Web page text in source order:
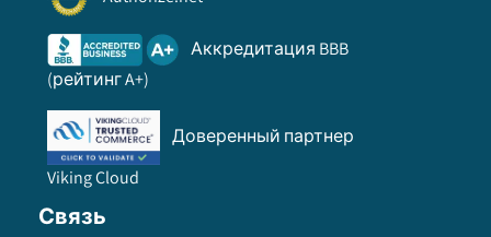
Аккредитация BBB
(рейтинг A+)
Доверенный партнер
Viking Cloud
Связь